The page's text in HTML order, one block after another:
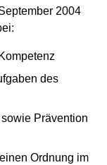
2004
des
Prävention
Ordnung im